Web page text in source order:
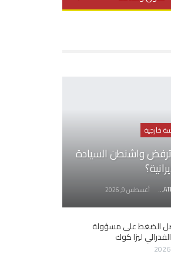
خارجية
واشنطن السيادة
AWATEF ABDELHAMED أغسطس 9, 2026
الضغط على مسؤولة
ليزا كوك